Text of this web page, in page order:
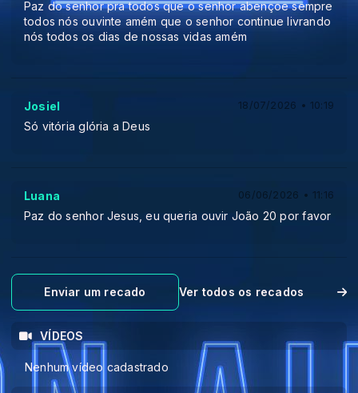
Paz do senhor pra todos que o senhor abençoe sempre
todos nós ouvinte amém que o senhor continue livrando
nós todos os dias de nossas vidas amém
Josiel 18/07/2026 • 10:19
Só vitória glória a Deus
Luana 06/06/2026 • 11:16
Paz do senhor Jesus, eu queria ouvir João 20 por favor
Enviar um recado Ver todos os recados
VÍDEOS
Nenhum vídeo cadastrado